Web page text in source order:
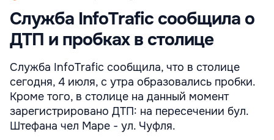
Служба InfoTrafic сообщила о
ДТП и пробках в столице
Служба InfoTrafic сообщила, что в столице
сегодня, 4 июля, с утра образовались пробки.
Кроме того, в столице на данный момент
зарегистрировано ДТП: на пересечении бул.
Штефана чел Маре - ул. Чуфля.